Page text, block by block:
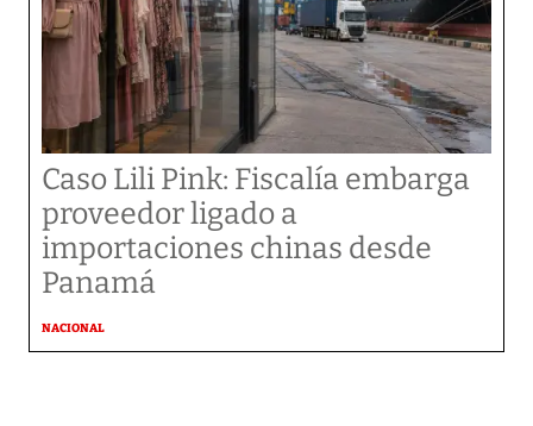
Caso Lili Pink: Fiscalía embarga
proveedor ligado a
importaciones chinas desde
Panamá
NACIONAL